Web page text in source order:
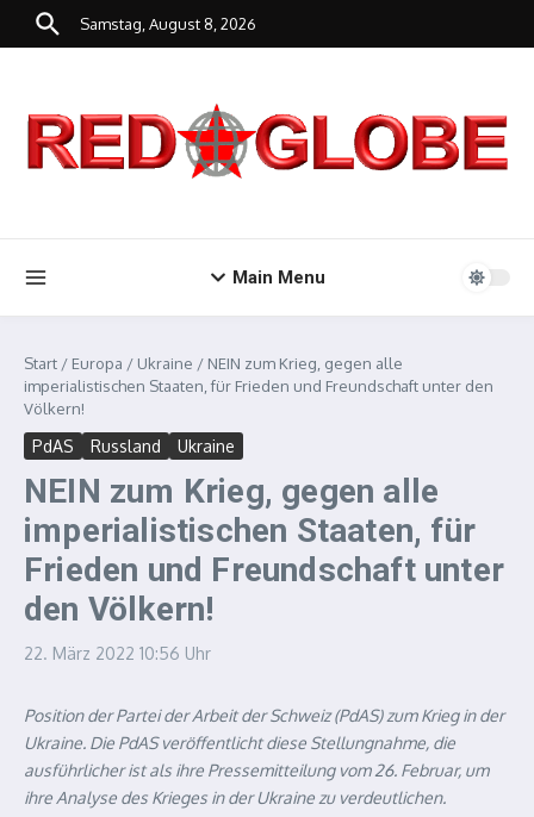
Zum Inhalt springen
Samstag, August 8, 2026
Main Menu
Start / Europa / Ukraine / NEIN zum Krieg, gegen alle
imperialistischen Staaten, für Frieden und Freundschaft unter den
Völkern!
PdAS Russland Ukraine
NEIN zum Krieg, gegen alle
imperialistischen Staaten, für
Frieden und Freundschaft unter
den Völkern!
22. März 2022 10:56 Uhr
Position der Partei der Arbeit der Schweiz (PdAS) zum Krieg in der
Ukraine. Die PdAS veröffentlicht diese Stellungnahme, die
ausführlicher ist als ihre Pressemitteilung vom 26. Februar, um
ihre Analyse des Krieges in der Ukraine zu verdeutlichen.